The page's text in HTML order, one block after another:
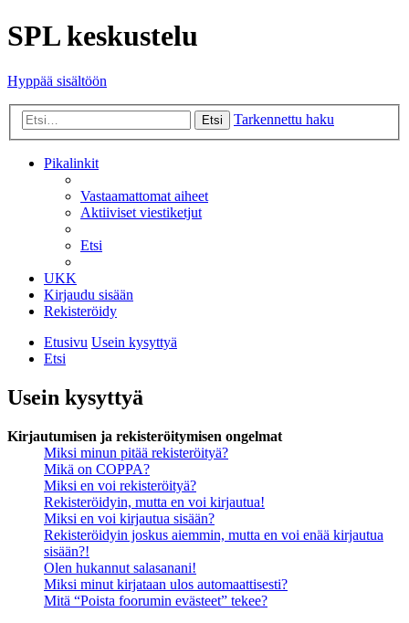
SPL keskustelu
Hyppää sisältöön
Etsi Tarkennettu haku
Pikalinkit
Vastaamattomat aiheet
Aktiiviset viestiketjut
Etsi
UKK
Kirjaudu sisään
Rekisteröidy
Etusivu Usein kysyttyä
Etsi
Usein kysyttyä
Kirjautumisen ja rekisteröitymisen ongelmat
Miksi minun pitää rekisteröityä?
Mikä on COPPA?
Miksi en voi rekisteröityä?
Rekisteröidyin, mutta en voi kirjautua!
Miksi en voi kirjautua sisään?
Rekisteröidyin joskus aiemmin, mutta en voi enää kirjautua
sisään?!
Olen hukannut salasanani!
Miksi minut kirjataan ulos automaattisesti?
Mitä “Poista foorumin evästeet” tekee?